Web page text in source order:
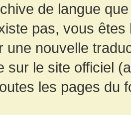
de langue
pas, vous
une nouvelle
sur le site officiel
les pages du